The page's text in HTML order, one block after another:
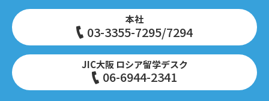
本社
03-3355-7295/7294
JIC大阪 ロシア留学デスク
06-6944-2341